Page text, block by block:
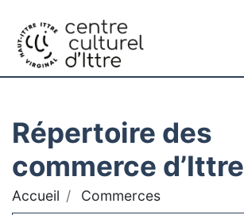
Répertoire des
commerce d’Ittre
Accueil Commerces